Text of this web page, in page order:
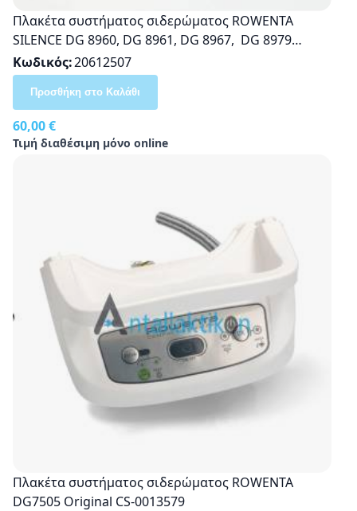
Πλακέτα συστήματος σιδερώματος RΟWENTA
SILENCE DG 8960, DG 8961, DG 8967, DG 8979
Original CS-00136824
Κωδικός 20612507
60,00 €
Τιμή διαθέσιμη μόνο online
Προσθήκη στο Καλάθι
Πλακέτα συστήματος σιδερώματος ROWENTA
DG7505 Οriginal CS-0013579